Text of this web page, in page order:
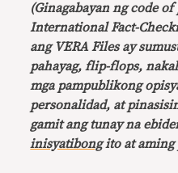
(Ginagabayan ng code
International Fact-
ang VERA Files ay
pahayag, flip-flops,
mga pampublikong
personalidad, at
gamit ang tunay na
inisyatibongito at aming